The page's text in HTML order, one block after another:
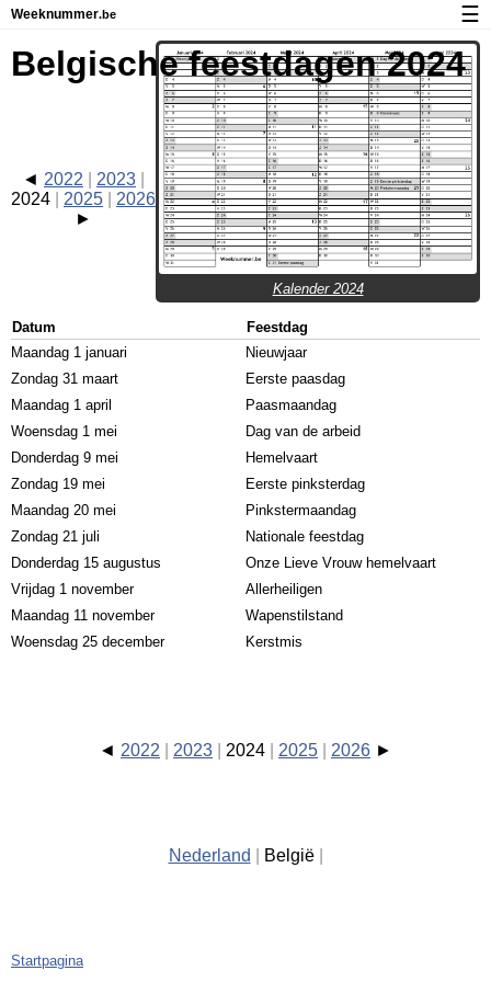
Weeknummer.be
Kalender met weeknummers en feestdagen
Over Weeknummer.be
☰
Belgische feestdagen 2024
Kalender 2024
2022
2023
2024
2025 2026
Datum
Feestdag
Maandag 1 januari
Nieuwjaar
Zondag 31 maart
Eerste paasdag
Maandag 1 april
Paasmaandag
Woensdag 1 mei
Dag van de arbeid
Donderdag 9 mei
Hemelvaart
Zondag 19 mei
Eerste pinksterdag
Maandag 20 mei
Pinkstermaandag
Zondag 21 juli
Nationale feestdag
Donderdag 15 augustus
Onze Lieve Vrouw hemelvaart
Vrijdag 1 november
Allerheiligen
Maandag 11 november
Wapenstilstand
Woensdag 25 december
Kerstmis
2022 2023 2024 2025 2026
Nederland België
Startpagina